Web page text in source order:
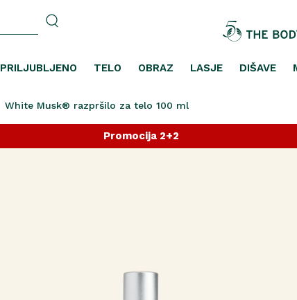
PRILJUBLJENO TELO OBRAZ LASJE DIŠAVE
White Musk® razpršilo za telo 100 ml
Promocija 2+2